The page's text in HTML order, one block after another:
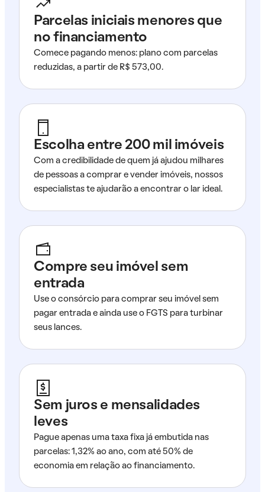
Parcelas iniciais menores que
no financiamento
Comece pagando menos: plano com parcelas
reduzidas, a partir de R$ 573,00.
Escolha entre 200 mil imóveis
Com a credibilidade de quem já ajudou milhares
de pessoas a comprar e vender imóveis, nossos
especialistas te ajudarão a encontrar o lar ideal.
Compre seu imóvel sem
entrada
Use o consórcio para comprar seu imóvel sem
pagar entrada e ainda use o FGTS para turbinar
seus lances.
Sem juros e mensalidades
leves
Pague apenas uma taxa fixa já embutida nas
parcelas: 1,32% ao ano, com até 50% de
economia em relação ao financiamento.